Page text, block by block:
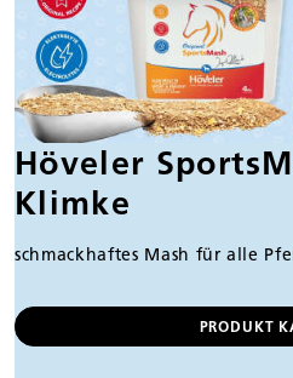
Höveler
Klimke
schmackhaftes Mash für alle
PRODUKT